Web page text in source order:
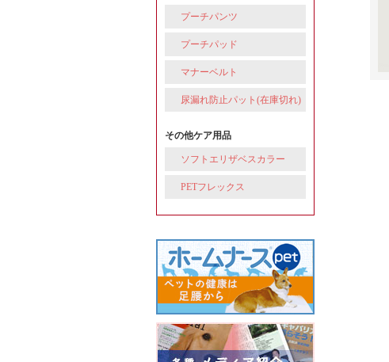
プーチパンツ
プーチパッド
マナーベルト
尿漏れ防止パット(在庫切れ)
その他ケア用品
ソフトエリザベスカラー
PETフレックス